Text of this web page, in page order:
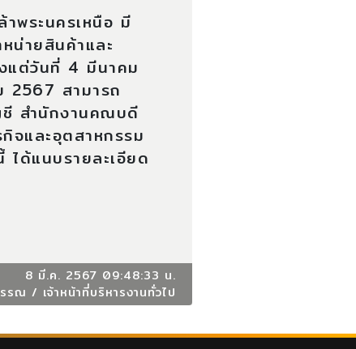
พระนครเหนือ มี
น่ายสินค้าและ
แต่วันที่ 4 มีนาคม
2567 สามารถ
ชี สำนักงานคณบดี
และอุตสาหกรรม
ได้แนบรายละเอียด
8 มี.ค. 2567 09:48:33 น.
ณ / เจ้าหน้าที่บริหารงานทั่วไป